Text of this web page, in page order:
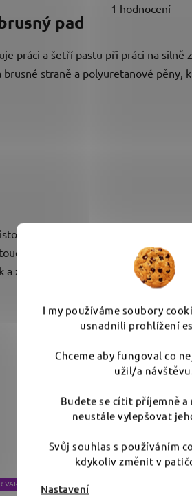
I my používáme soubory
usnadnili prohlížení
Chceme aby fungoval co
užil/a
Budete se cítit příjemně a
neustále vylepšovat
Svůj souhlas s používáním
kdykoliv změnit v
Nastavení
1 hodnocení
pad
práci a šetří pastu při práci na
straně a polyuretanové
a nasaďte brusný kotouč.
začněte brousit.
Mohlo by Vás